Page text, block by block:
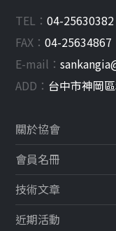
TEL：04-25630382
FAX：04-25634867
E-mail：
ADD： 台中市神岡區
關於協會
會員名冊
技術文章
近期活動